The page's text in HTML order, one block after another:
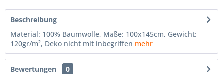
Beschreibung
Material: 100% Baumwolle, Maße: 100x145cm, Gewicht:
120gr/m², Deko nicht mit inbegriffen mehr
Bewertungen
0